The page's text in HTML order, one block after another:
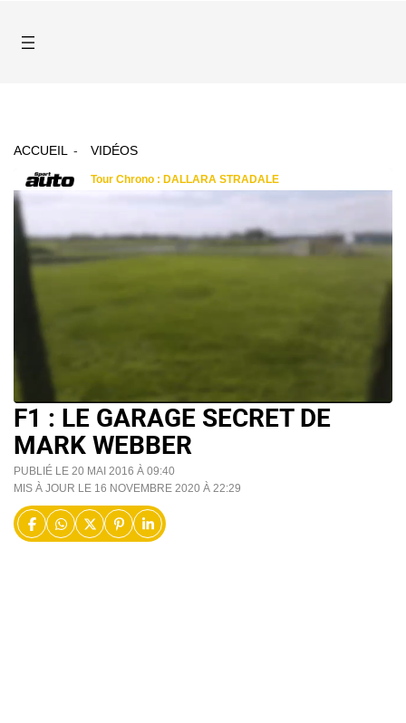
ACCUEIL VIDÉOS
F1 : LE GARAGE SECRET DE
MARK WEBBER
PUBLIÉ LE 20 MAI 2016 À 09:40
MIS À JOUR LE 16 NOVEMBRE 2020 À 22:29